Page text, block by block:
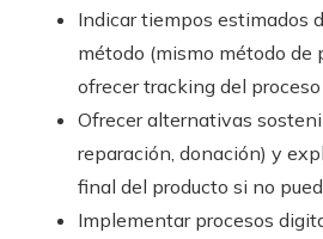
Indicar tiempos estimados
método (mismo método de
ofrecer tracking del
Ofrecer alternativas
reparación, donación) y
final del producto si no
Implementar procesos